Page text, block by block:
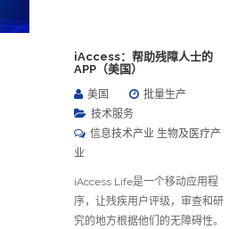
iAccess：帮助残障人士的
APP（美国）
美国
批量生产
技术服务
信息技术产业 生物及医疗产
业
iAccess Life是一个移动应用程
序，让残疾用户评级，审查和研
究的地方根据他们的无障碍性。